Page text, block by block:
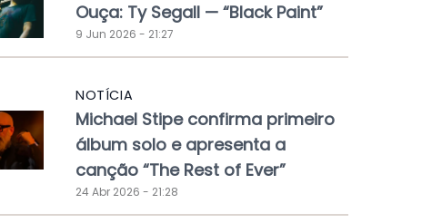
Ouça: Ty Segall — “Black Paint”
9 Jun 2026 - 21:27
NOTÍCIA
Michael Stipe confirma primeiro
álbum solo e apresenta a
canção “The Rest of Ever”
24 Abr 2026 - 21:28